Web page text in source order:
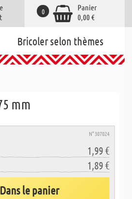
Panier
0,00 €
0
Bricoler selon thèmes
mm
N° 307024
1,99 €
1,89 €
Dans le panier